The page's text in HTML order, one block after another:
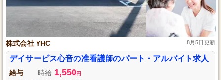
株式会社 YHC 8月5日更新
デイサービス心音の准看護師のパート・アルバイト求人
給与 時給 1,550円